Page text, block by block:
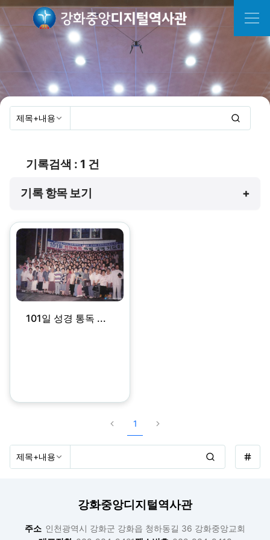
기록검색 : 1 건
기록 항목 보기 +
101일 성경 통독 ...
1
강화중앙디지털역사관
주소 인천광역시 강화군 강화읍 청하동길 36 강화중앙교회